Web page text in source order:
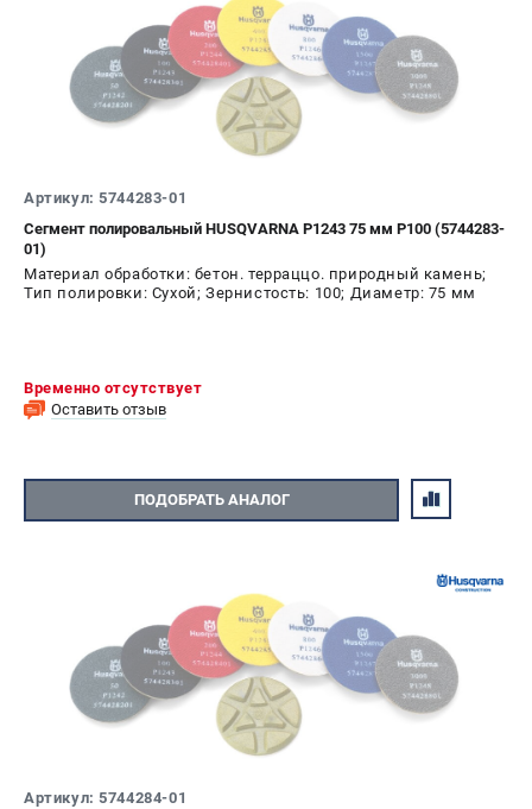
Алмазные диски
Бурильные установки
Бензогенераторы
Виброплиты
Промышленные пылесосы
ПОЛЕЗНАЯ ИНФОРМАЦИЯ
Таблица ножей для газонокосилок Husqvarna
5 часто задаваемых вопросов при покупке бензопилы
Справочник по тримерным головкам и ножам
Глоссарий терминов
ТЕЛЕФОН (САНКТ-ПЕТЕРБУРГ)
+7 (812) 748-27-58
8 (812) 318-40-26
8 (800) 550-70-46
Режим работы колл-центра:
пн-пт - с 9:00 до 18:00
сб - с 10:00 до 16:00
вс - выходной
ЗАКАЗ ЗАПЧАСТЕЙ
+7 (8112) 59-10-67
Артикул: 5744283-01
Сегмент полировальный HUSQVARNA P1243 75 мм P100 (5744283-
01)
Материал обработки: бетон. терраццо. природный камень;
Тип полировки: Сухой; Зернистость: 100; Диаметр: 75 мм
Временно отсутствует
Оставить отзыв
ПОДОБРАТЬ АНАЛОГ
Артикул: 5744284-01